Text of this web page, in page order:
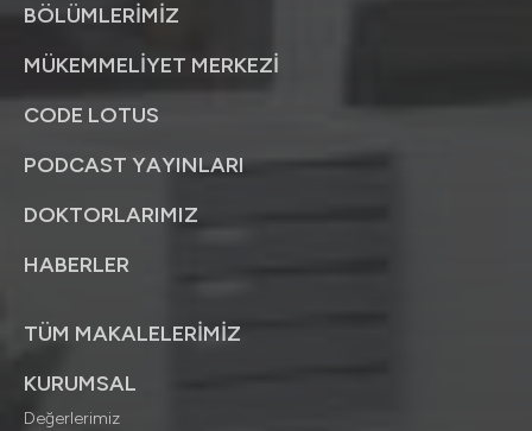
BÖLÜMLERİMİZ
MÜKEMMELİYET MERKEZİ
CODE LOTUS
PODCAST YAYINLARI
DOKTORLARIMIZ
HABERLER
TÜM MAKALELERİMİZ
KURUMSAL
Değerlerimiz